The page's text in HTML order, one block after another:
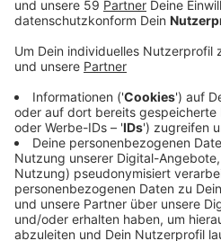
Anzeige
Der junge Neusser hatte sich
Adeliger ausgegeben und so
Menschen betrogen. Zuletzt
abgelegt.
Das Amtsgericht hatte den
im Sommer zu sechs Jahren
war der 25-Jährige